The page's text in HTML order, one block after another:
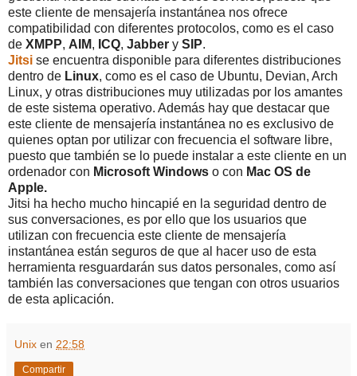
este cliente de mensajería instantánea nos ofrece
compatibilidad con diferentes protocolos, como es el caso
de XMPP, AIM, ICQ, Jabber y SIP.
Jitsi se encuentra disponible para diferentes distribuciones
dentro de Linux, como es el caso de Ubuntu, Devian, Arch
Linux, y otras distribuciones muy utilizadas por los amantes
de este sistema operativo. Además hay que destacar que
este cliente de mensajería instantánea no es exclusivo de
quienes optan por utilizar con frecuencia el software libre,
puesto que también se lo puede instalar a este cliente en un
ordenador con Microsoft Windows o con Mac OS de
Apple.
Jitsi ha hecho mucho hincapié en la seguridad dentro de
sus conversaciones, es por ello que los usuarios que
utilizan con frecuencia este cliente de mensajería
instantánea están seguros de que al hacer uso de esta
herramienta resguardarán sus datos personales, como así
también las conversaciones que tengan con otros usuarios
de esta aplicación.
Unix en 22:58
Compartir